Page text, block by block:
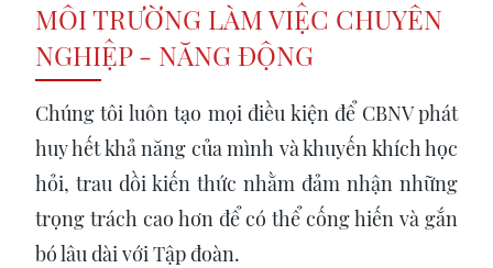
MÔI TRƯỜNG LÀM VIỆC CHUYÊN
NGHIỆP - NĂNG ĐỘNG
Chúng tôi luôn tạo mọi điều kiện để CBNV phát
huy hết khả năng của mình và khuyến khích học
hỏi, trau dồi kiến thức nhằm đảm nhận những
trọng trách cao hơn để có thể cống hiến và gắn
bó lâu dài với Tập đoàn.